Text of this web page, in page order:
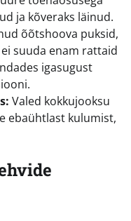
ja kõveraks läinud.
õõtshoova puksid,
suuda enam rattaid
igasugust
Valed kokkujooksu
ebaühtlast kulumist,